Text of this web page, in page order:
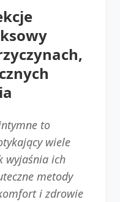
to
wiele
wyjaśnia ich
metody
i zdrowie